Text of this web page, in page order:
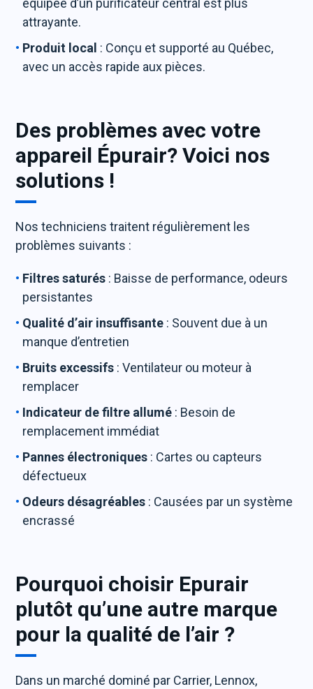
équipée d’un purificateur central est plus
attrayante.
Produit local : Conçu et supporté au Québec,
avec un accès rapide aux pièces.
Des problèmes avec votre
appareil Épurair? Voici nos
solutions !
Nos techniciens traitent régulièrement les
problèmes suivants :
Filtres saturés : Baisse de performance, odeurs
persistantes
Qualité d’air insuffisante : Souvent due à un
manque d’entretien
Bruits excessifs : Ventilateur ou moteur à
remplacer
Indicateur de filtre allumé : Besoin de
remplacement immédiat
Pannes électroniques : Cartes ou capteurs
défectueux
Odeurs désagréables : Causées par un système
encrassé
Pourquoi choisir Epurair
plutôt qu’une autre marque
pour la qualité de l’air ?
Dans un marché dominé par Carrier, Lennox,